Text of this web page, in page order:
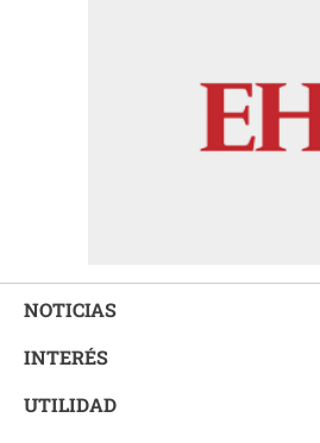
NOTICIAS
INTERÉS
UTILIDAD